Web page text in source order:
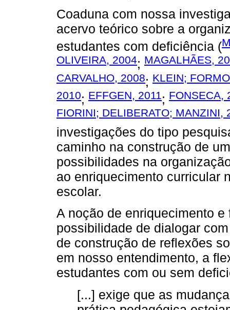
Coaduna com nossa
acervo teórico sobre a
estudantes com deficiência (
OLIVEIRA, 2004; MAGALHÃES,
CARVALHO, 2008; KLEIN;
2010; EFFGEN, 2011; FONSECA,
FIORINI; DELIBERATO; MANZINI,
investigações do tipo
caminho na construção de
possibilidades na
ao enriquecimento curricular
escolar.
A noção de enriquecimento
possibilidade de dialogar
de construção de reflexões
em nosso entendimento, a
estudantes com ou sem
[...] exige que as